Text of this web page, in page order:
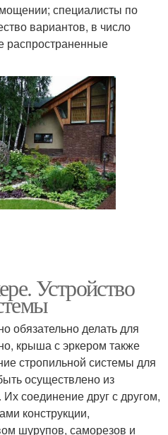
специалисты по
вариантов, в число
распространенные
Устройство
обязательно делать для
крыша с эркером также
стропильной системы для
осуществлено из
соединение друг с другом,
конструкции,
шурупов, саморезов и